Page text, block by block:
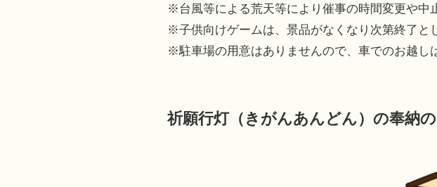
※台風等による荒天等により催事の時間変更や中
※子供向けゲームは、景品がなくなり次第終了と
※駐車場の用意はありませんので、車でのお越し
祈願行灯（きがんあんどん）の奉納